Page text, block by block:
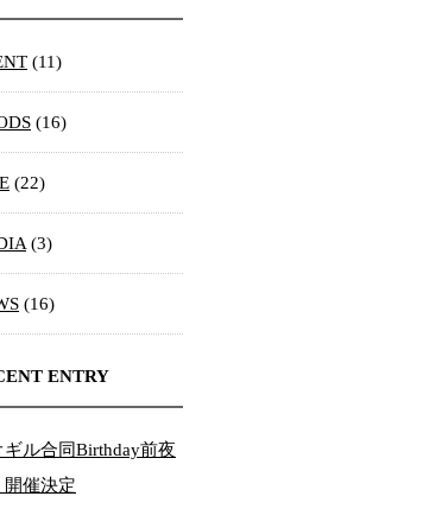
(11)
(16)
(22)
(3)
(16)
ENTRY
ギル合同Birthday前夜
開催決定